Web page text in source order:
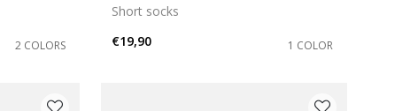
2 COLORS
Short socks
€19,90
1 COLOR